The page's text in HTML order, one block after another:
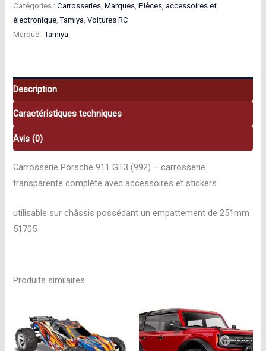
Carrosserie
Porsche
911
51705
Catégories :Carrosseries,Marques,Pièces, accessoires et
électronique,Tamiya,Voitures RC
Marque :Tamiya
Description
Caractéristiques techniques
Avis (0)
Carrosserie Porsche 911 GT3 (992) – carrosserie
transparente complète avec accessoires et stickers
utilisable sur châssis possédant un empattement de 251mm
51705
Produits similaires